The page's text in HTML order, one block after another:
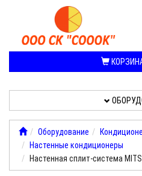
ПРОДАЖА
СИСТЕМ
УСЛУГИ,
РАБОТЫ
Оборудование
Настенные кондиционеры
Настенная сплит-система